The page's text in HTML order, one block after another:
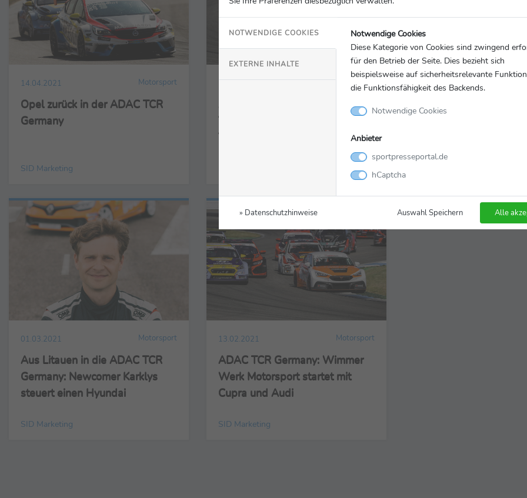
14.04.2021 Motorsport
Opel zurück in der ADAC TCR
Germany
SID Marketing
13.04.2021 Motorsport
ADAC TCR Germany: Hyundai
Team Engstler mit vier Autos auf
Titeljagd
23.03.2021
Patrick Sing startet im
01.03.2021 Motorsport
Aus Litauen in die ADAC TCR
Germany: Newcomer Karklys
steuert einen Hyundai
SID Marketing
13.02.2021 Motorsport
ADAC TCR Germany: Wimmer
Werk Motorsport startet mit
Cupra und Audi
SID Marketing
NOTWENDIGE COOKIES
EXTERNE INHALTE
Notwendige Cookies
Diese Kategorie von Cookies sind zwingend
für den Betrieb der Seite. Dies bezieht sich
beispielsweise auf sicherheitsrelevante
die Funktionsfähigkeit des Backends.
Notwendige Cookies
Anbieter
sportpresseportal.de
hCaptcha
» Datenschutzhinweise Auswahl Speichern Alle